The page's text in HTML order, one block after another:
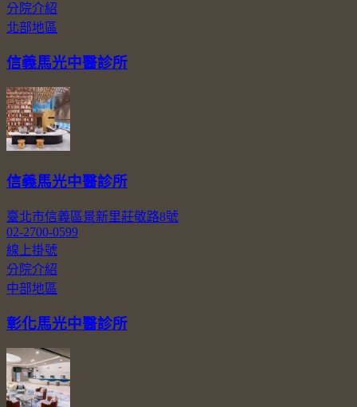
分院介紹
北部地區
信義馬光中醫診所
信義馬光中醫診所
臺北市信義區景新里莊敬路8號
02-2700-0599
線上掛號
分院介紹
中部地區
彰化馬光中醫診所